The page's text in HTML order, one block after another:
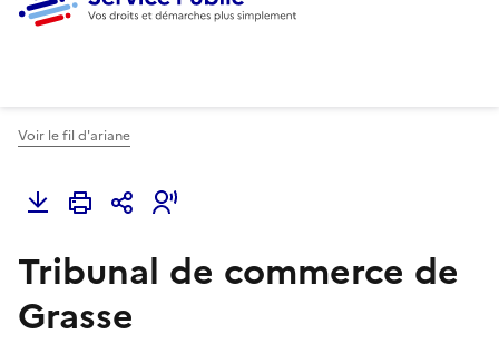
Voir le fil d'ariane
Tribunal de commerce de
Grasse